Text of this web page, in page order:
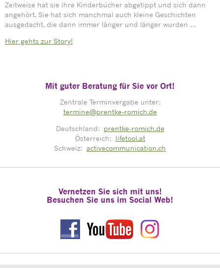
Zeitweise hat sie ihre Kinderbücher abgetippt und sich dann
angehört. Sie hat sich manchmal auch kleine Geschichten
ausgedacht, die dann immer länger und länger wurden …
Hier gehts zur Story!
Mit guter Beratung für Sie vor Ort!
Zentrale Terminvergabe unter:
termine@prentke-romich.de
Deutschland: prentke-romich.de
Österreich: lifetool.at
Schweiz: activecommunication.ch
Vernetzen Sie sich mit uns!
Besuchen Sie uns im Social Web!